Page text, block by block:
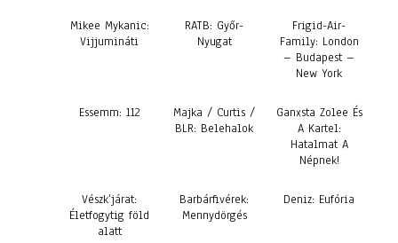
Mikee Mykanic:
Vijjumináti
RATB: Győr-
Nyugat
Frigid-Air-
Family: London
– Budapest –
New York
Essemm: 112
Majka / Curtis /
BLR: Belehalok
Ganxsta Zolee És
A Kartel:
Hatalmat A
Népnek!
Vészk’járat:
Életfogytig föld
alatt
Barbárfivérek:
Mennydörgés
Deniz: Eufória